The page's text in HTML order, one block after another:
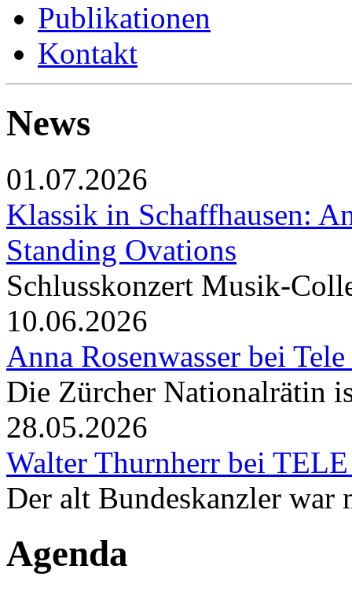
Publikationen
Kontakt
News
01.07.2026
Klassik in Schaffhausen:
Standing Ovations
Schlusskonzert Musik-
10.06.2026
Anna Rosenwasser bei
Die Zürcher Nationalrätin
28.05.2026
Walter Thurnherr bei
Der alt Bundeskanzler war
Agenda